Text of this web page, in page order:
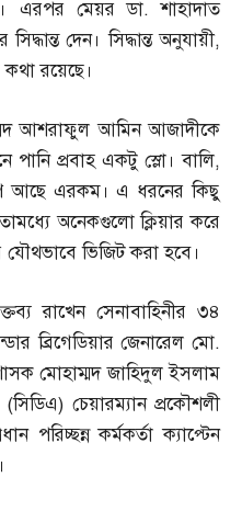
এরপর মেয়র ডা.শাহাদাত
দেন। সিদ্ধান্ত অনুযায়ী,
রয়েছে।
আশরাফুল আমিন আজাদীকে
পানি প্রবাহ একটু স্লো। বালি,
আছে এরকম। এ ধরনের কিছু
অনেকগুলো ক্লিয়ার করে
ভিজিট করা হবে।
রাখেন সেনাবাহিনীর ৩৪
ব্রিগেডিয়ার জেনারেল মো.
মোহাম্মদ জাহিদুল ইসলাম
(সিডিএ) চেয়ারম্যান প্রকৌশলী
পরিচ্ছন্ন কর্মকর্তা ক্যাপ্টেন